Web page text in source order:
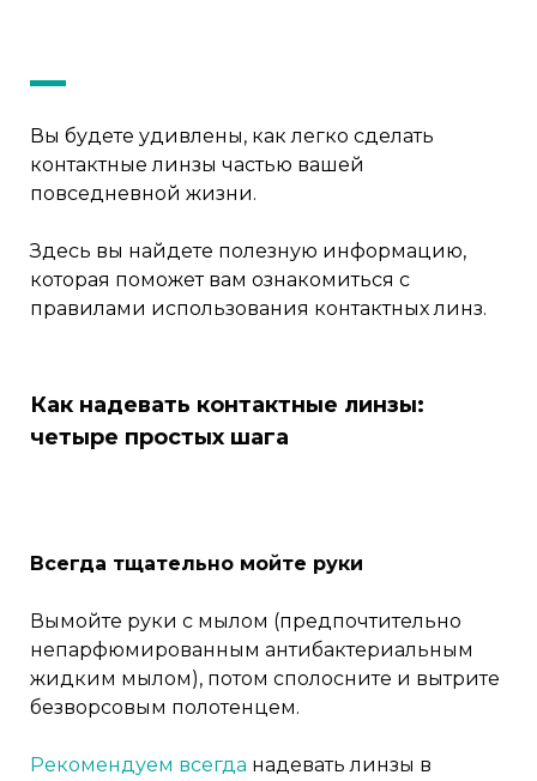
Вы будете удивлены, как легко сделать
контактные линзы частью вашей
повседневной жизни.
Здесь вы найдете полезную информацию,
которая поможет вам ознакомиться с
правилами использования контактных линз.
Как надевать контактные линзы:
четыре простых шага
Всегда тщательно мойте руки
Вымойте руки с мылом (предпочтительно
непарфюмированным антибактериальным
жидким мылом), потом сполосните и вытрите
безворсовым полотенцем.
Рекомендуем всегда надевать линзы в